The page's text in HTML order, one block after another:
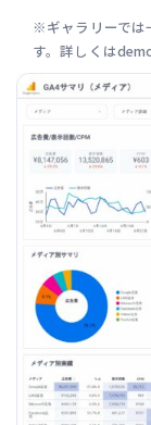
※ギャラリーでは
す。詳しくは